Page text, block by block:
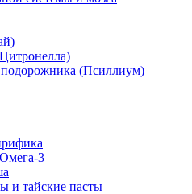
(Псиллиум)
3
и тайские пасты